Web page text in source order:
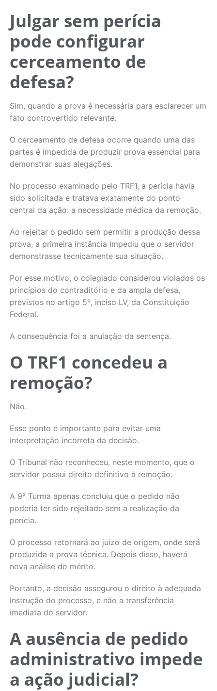
Julgar sem perícia
pode configurar
cerceamento de
defesa?
Sim, quando a prova é necessária para esclarecer um
fato controvertido relevante.
O cerceamento de defesa ocorre quando uma das
partes é impedida de produzir prova essencial para
demonstrar suas alegações.
No processo examinado pelo TRF1, a perícia havia
sido solicitada e tratava exatamente do ponto
central da ação: a necessidade médica da remoção.
Ao rejeitar o pedido sem permitir a produção dessa
prova, a primeira instância impediu que o servidor
demonstrasse tecnicamente sua situação.
Por esse motivo, o colegiado considerou violados os
princípios do contraditório e da ampla defesa,
previstos no artigo 5º, inciso LV, da Constituição
Federal.
A consequência foi a anulação da sentença.
O TRF1 concedeu a
remoção?
Não.
Esse ponto é importante para evitar uma
interpretação incorreta da decisão.
O Tribunal não reconheceu, neste momento, que o
servidor possui direito definitivo à remoção.
A 9ª Turma apenas concluiu que o pedido não
poderia ter sido rejeitado sem a realização da
perícia.
O processo retornará ao juízo de origem, onde será
produzida a prova técnica. Depois disso, haverá
nova análise do mérito.
Portanto, a decisão assegurou o direito à adequada
instrução do processo, e não a transferência
imediata do servidor.
A ausência de pedido
administrativo impede
a ação judicial?